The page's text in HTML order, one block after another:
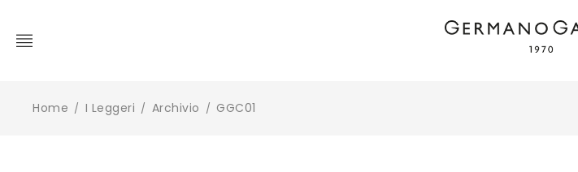
Home / I Leggeri / Archivio / GGC01